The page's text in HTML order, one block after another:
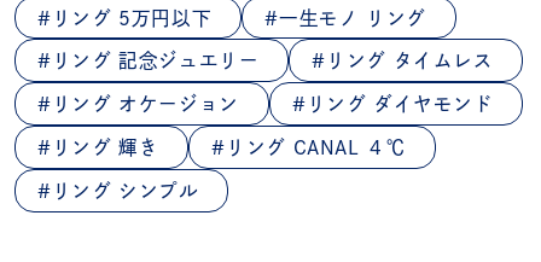
リング 5万円以下 一生モノ リング
リング 記念ジュエリー リング タイムレス
リング オケージョン リング ダイヤモンド
リング 輝き リング CANAL ４℃
リング シンプル